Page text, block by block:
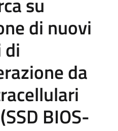
di nuovi
da
BIOS-